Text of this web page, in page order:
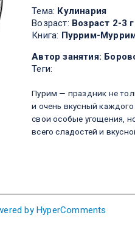
Тема: Кулинария
Возраст: Возраст 2-3
Книга: Пуррим-
Автор занятия:
Теги:
Пурим — праздник не
и очень вкусный
свои особые угощения,
всего сладостей и
by HyperComments